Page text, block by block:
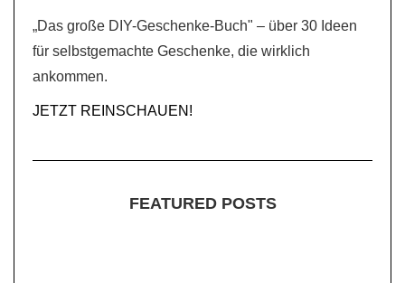
„Das große DIY-Geschenke-Buch" – über 30 Ideen
für selbstgemachte Geschenke, die wirklich
ankommen.
JETZT REINSCHAUEN!
FEATURED POSTS